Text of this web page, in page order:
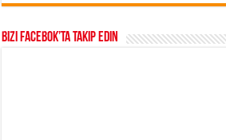
Bizi Facebok’ta takip edin